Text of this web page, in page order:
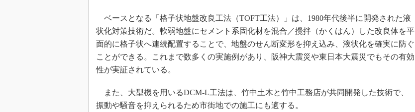
ベースとなる「格子状地盤改良工法（TOFT工法）」は、1980年代後半に開発された液
状化対策技術だ。軟弱地盤にセメント系固化材を混合／攪拌（かくはん）した改良体を平
面的に格子状へ連続配置することで、地盤のせん断変形を抑え込み、液状化を確実に防ぐ
ことができる。これまで数多くの実施例があり、阪神大震災や東日本大震災でもその有効
性が実証されている。
また、大型機を用いるDCM-L工法は、竹中土木と竹中工務店が共同開発した技術で、
振動や騒音を抑えられるため市街地での施工にも適する。